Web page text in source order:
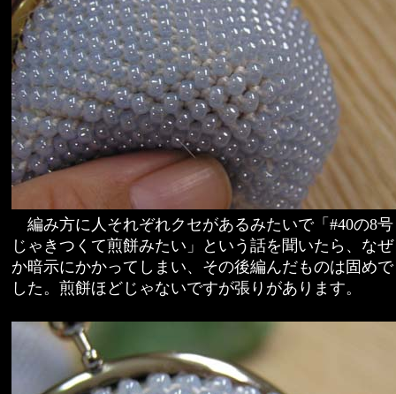
編み方に人それぞれクセがあるみたいで「#40の8号
じゃきつくて煎餅みたい」という話を聞いたら、なぜ
か暗示にかかってしまい、その後編んだものは固めで
した。煎餅ほどじゃないですが張りがあります。